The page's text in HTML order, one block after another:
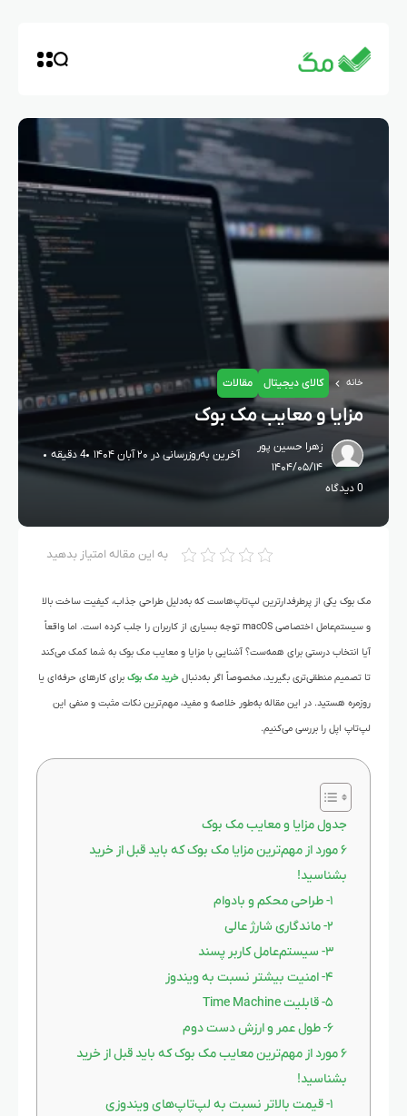
خانه کالای دیجیتال مقالات
مزایا و معایب مک بوک
زهرا حسین پور
۱۴۰۴/۰۵/۱۴
آخرین به‌روزرسانی در ۲۰ آبان ۱۴۰۴ 4 دقیقه
0 دیدگاه
به این مقاله امتیاز بدهید
مک بوک یکی از پرطرفدارترین لپ‌تاپ‌هاست که به‌دلیل طراحی جذاب، کیفیت ساخت بالا
و سیستم‌عامل اختصاصی macOS توجه بسیاری از کاربران را جلب کرده است. اما واقعاً
آیا انتخاب درستی برای همه‌ست؟ آشنایی با مزایا و معایب مک بوک به شما کمک می‌کند
تا تصمیم منطقی‌تری بگیرید، مخصوصاً اگر به‌دنبال خرید مک بوک برای کارهای حرفه‌ای یا
روزمره هستید. در این مقاله به‌طور خلاصه و مفید، مهم‌ترین نکات مثبت و منفی این
لپ‌تاپ اپل را بررسی می‌کنیم.
جدول مزایا و معایب مک بوک
۶ مورد از مهم‌ترین مزایا مک بوک که باید قبل از خرید
بشناسید!
۱- طراحی محکم و بادوام
۲- ماندگاری شارژ عالی
۳- سیستم‌عامل کاربر پسند
۴- امنیت بیشتر نسبت به ویندوز
۵- قابلیت Time Machine
۶- طول عمر و ارزش دست دوم
۶ مورد از مهم‌ترین معایب مک بوک که باید قبل از خرید
بشناسید!
۱- قیمت بالاتر نسبت به لپ‌تاپ‌های ویندوزی